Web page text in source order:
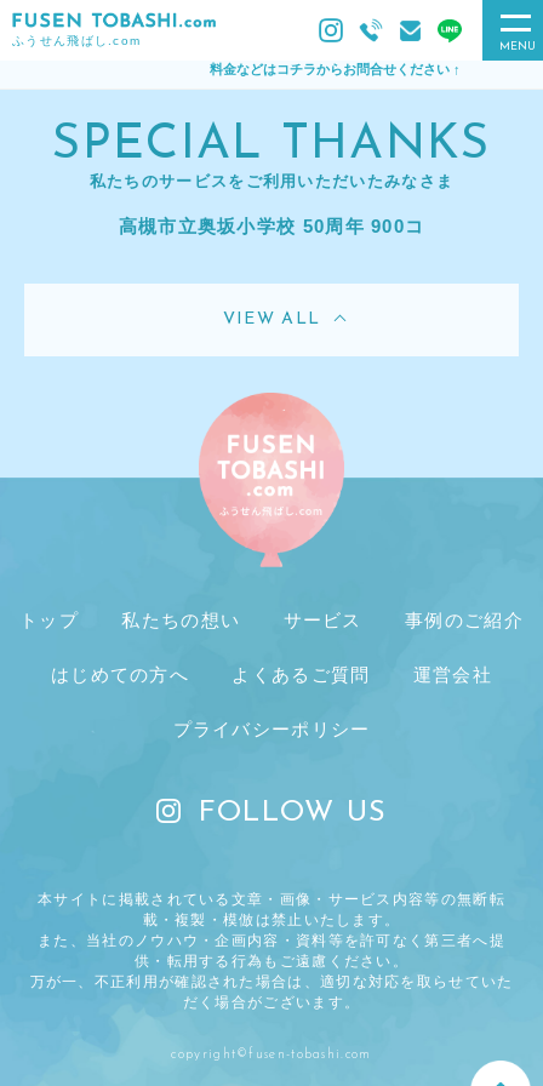
ふうせん飛ばし.com
料金などはコチラからお問合せください ↑
MENU
SPECIAL THANKS
私たちのサービスをご利用いただいたみなさま
高槻市立奥坂小学校 50周年 900コ
VIEW ALL
トップ 私たちの想い サービス 事例のご紹介
はじめての方へ よくあるご質問 運営会社
プライバシーポリシー
FOLLOW US
本サイトに掲載されている文章・画像・サービス内容等の無断転
載・複製・模倣は禁止いたします。
また、当社のノウハウ・企画内容・資料等を許可なく第三者へ提
供・転用する行為もご遠慮ください。
万が一、不正利用が確認された場合は、適切な対応を取らせていた
だく場合がございます。
copyright©fusen-tobashi.com